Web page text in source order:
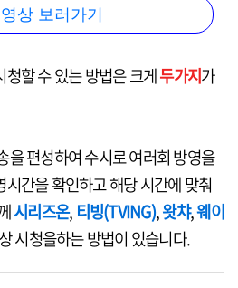
상 보러가기
할 수 있는 방법은 크게두가지가
편성하여 수시로 여러회 방영을
간을 확인하고 해당 시간에 맞춰
시리즈온, 티빙(TVING),왓챠,웨이
시청을하는 방법이 있습니다.